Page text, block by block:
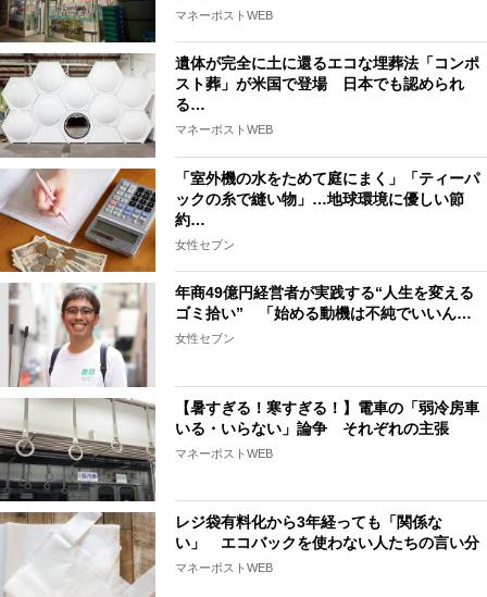
マネーポストWEB
遺体が完全に土に還るエコな埋葬法「コンポ
スト葬」が米国で登場 日本でも認められ
る…
マネーポストWEB
「室外機の水をためて庭にまく」「ティーパ
ックの糸で縫い物」…地球環境に優しい節
約…
女性セブン
年商49億円経営者が実践する“人生を変える
ゴミ拾い” 「始める動機は不純でいいん…
女性セブン
【暑すぎる！寒すぎる！】電車の「弱冷房車
いる・いらない」論争 それぞれの主張
マネーポストWEB
レジ袋有料化から3年経っても「関係な
い」 エコバックを使わない人たちの言い分
マネーポストWEB